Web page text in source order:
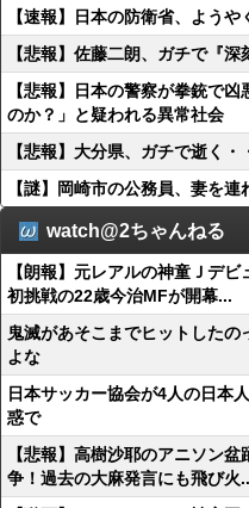
【速報】日本の防衛省、よう
【悲報】佐藤二朗、ガチで『
【悲報】日本の警察が拳銃で
のか？」と疑われる異常社会
【悲報】大分県、ガチで逝く・
【謎】岡崎市の公務員、妻を
watch@2ちゃんねる
【朗報】元レアルの神童Ｊデ
初挑戦の22歳今治MFが開幕...
鬼滅があそこまでヒットした
よな
日本サッカー協会が4人の日
惑で
【悲報】高樹沙耶のアニソン
争！過去の大麻発言にも飛び火